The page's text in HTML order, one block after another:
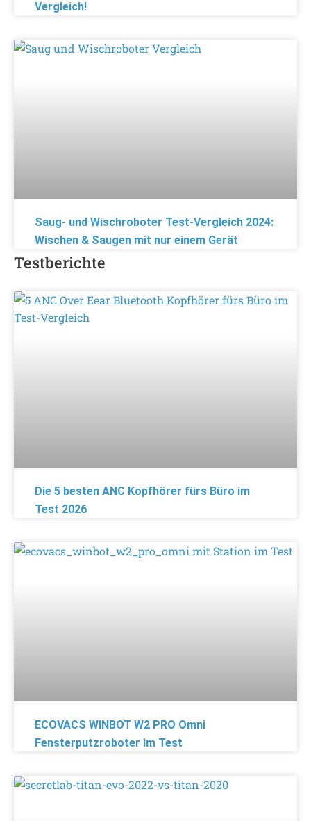
Vergleich!
Saug- und Wischroboter Test-Vergleich 2024:
Wischen & Saugen mit nur einem Gerät
Testberichte
Die 5 besten ANC Kopfhörer fürs Büro im
Test 2026
ECOVACS WINBOT W2 PRO Omni
Fensterputzroboter im Test